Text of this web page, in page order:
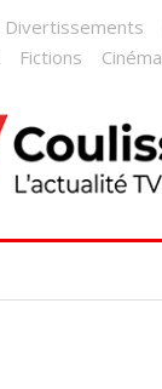
Divertissements
Fictions Cinéma